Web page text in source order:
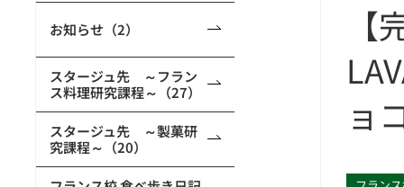
お知らせ（2）
スタージュ先 ～フラン
ス料理研究課程～（27）
スタージュ先 ～製菓研
究課程～（20）
ョ